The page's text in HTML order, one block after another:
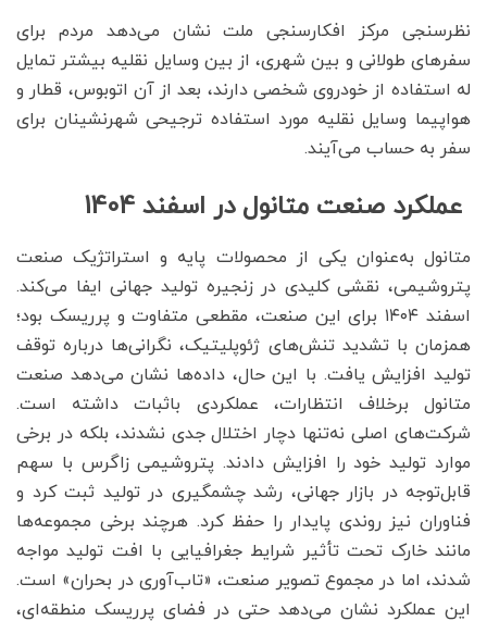
نظرسنجی مرکز افکارسنجی ملت نشان می‌دهد مردم برای
سفرهای طولانی و بین شهری، از بین وسایل نقلیه بیشتر تمایل
له استفاده از خودروی شخصی دارند، بعد از آن اتوبوس، قطار و
هواپیما وسایل نقلیه مورد استفاده ترجیحی شهرنشینان برای
سفر به حساب می‌آیند.
عملکرد صنعت متانول در اسفند 1404
متانول به‌عنوان یکی از محصولات پایه و استراتژیک صنعت
پتروشیمی، نقشی کلیدی در زنجیره تولید جهانی ایفا می‌کند.
اسفند ۱۴۰۴ برای این صنعت، مقطعی متفاوت و پرریسک بود؛
همزمان با تشدید تنش‌های ژئوپلیتیک، نگرانی‌ها درباره توقف
تولید افزایش یافت. با این حال، داده‌ها نشان می‌دهد صنعت
متانول برخلاف انتظارات، عملکردی باثبات داشته است.
شرکت‌های اصلی نه‌تنها دچار اختلال جدی نشدند، بلکه در برخی
موارد تولید خود را افزایش دادند. پتروشیمی زاگرس با سهم
قابل‌توجه در بازار جهانی، رشد چشمگیری در تولید ثبت کرد و
فناوران نیز روندی پایدار را حفظ کرد. هرچند برخی مجموعه‌ها
مانند خارک تحت تأثیر شرایط جغرافیایی با افت تولید مواجه
شدند، اما در مجموع تصویر صنعت، «تاب‌آوری در بحران» است.
این عملکرد نشان می‌دهد حتی در فضای پرریسک منطقه‌ای،